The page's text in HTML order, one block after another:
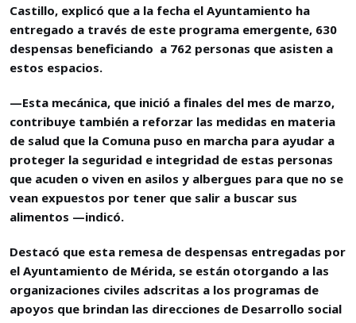
Castillo, explicó que a la fecha el Ayuntamiento ha
entregado a través de este programa emergente, 630
despensas beneficiando a 762 personas que asisten a
estos espacios.
—Esta mecánica, que inició a finales del mes de marzo,
contribuye también a reforzar las medidas en materia
de salud que la Comuna puso en marcha para ayudar a
proteger la seguridad e integridad de estas personas
que acuden o viven en asilos y albergues para que no se
vean expuestos por tener que salir a buscar sus
alimentos —indicó.
Destacó que esta remesa de despensas entregadas por
el Ayuntamiento de Mérida, se están otorgando a las
organizaciones civiles adscritas a los programas de
apoyos que brindan las direcciones de Desarrollo social